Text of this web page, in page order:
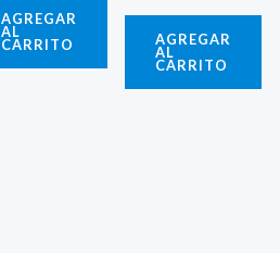
AGREGAR
AL
CARRITO AGREGAR
AL
CARRITO